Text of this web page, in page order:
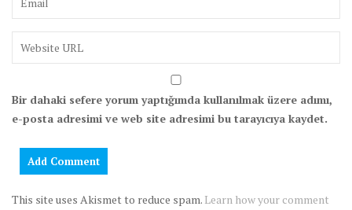
Bir dahaki sefere yorum yaptığımda kullanılmak üzere adımı,
e-posta adresimi ve web site adresimi bu tarayıcıya kaydet.
This site uses Akismet to reduce spam. Learn how your comment